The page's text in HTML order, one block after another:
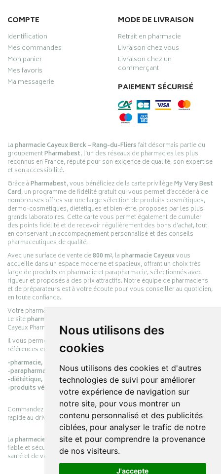
Nous utilisons des
cookies
Nous utilisons des cookies et d'autres
technologies de suivi pour améliorer
votre expérience de navigation sur
notre site, pour vous montrer un
contenu personnalisé et des publicités
ciblées, pour analyser le trafic de notre
site et pour comprendre la provenance
de nos visiteurs.
J'accepte
COMPTE
Identification
Mes commandes
Mon panier
Mes favoris
Ma messagerie
MODE DE LIVRAISON
Retrait en pharmacie
Livraison chez vous
Livraison chez un
commerçant
PAIEMENT SÉCURISÉ
Lapharmacie Cayeux Berck – Rang-du-Fliersfait désormais partie du
groupementPharmabest, l’un des réseaux de pharmacies les plus
reconnus en France, réputé pour son exigence de qualité, son expertise
et son accessibilité.
Grâce àPharmabest, vous bénéficiez de la carte privilègeMy Very Best
Card, un programme de fidélité gratuit qui vous permet d’accéder à de
nombreuses offres sur une large sélection de produits cosmétiques,
dermo-cosmétiques, diététiques et bien-être, proposés par les plus
grands laboratoires. Cette carte vous permet également de cumuler
des points fidélité et de recevoir régulièrement des bons d’achat, tout
en conservant un accompagnement personnalisé et des conseils
pharmaceutiques de qualité.
Avec une surface de vente de800 m², lapharmacie Cayeuxvous
accueille dans un espace moderne et spacieux, offrant un choix très
large de produits en pharmacie et parapharmacie, sélectionnés avec
rigueur et proposés à des prix attractifs. Notre équipe de pharmaciens
et de préparateurs est à votre écoute pour vous conseiller au quotidien,
en toute confiance.
Votre pharmacie en ligne :
Le sitepharmacie-cayeux.fr
Cayeux Pharmabest Berck-sur-Mer – Rang-du-Fliers.
Il vous permet de réaliser vos achats en ligne parmi des milliers de
références en :
-pharmacie,
-parapharmacie,
-diététique,
-produits vétérinaires.
Commandez simplement vos produits en ligne et choisissez le retrait
rapide au drive ou la livraison à domicile, en toute simplicité.
Lapharmacie Cayeuxs’engage à vous offrir une expérience pratique,
fiable et sécurisée, en officine comme en ligne, au service de votre
santé et de votre bien-être.